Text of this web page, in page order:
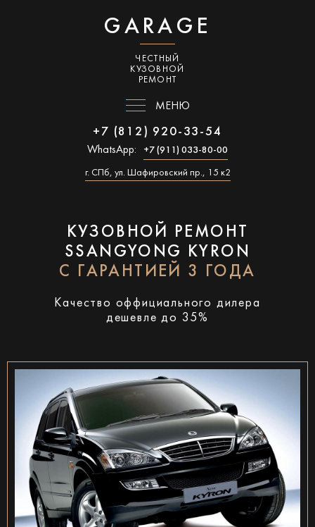
GARAGE
ЧЕСТНЫЙ
КУЗОВНОЙ
РЕМОНТ
МЕНЮ
+7 (812) 920-33-54
WhatsApp: +7 (911) 033-80-00
г. СПб, ул. Шафировский пр., 15 к2
КУЗОВНОЙ РЕМОНТ
SSANGYONG KYRON
С ГАРАНТИЕЙ 3 ГОДА
Качество оффициального дилера
дешевле до 35%